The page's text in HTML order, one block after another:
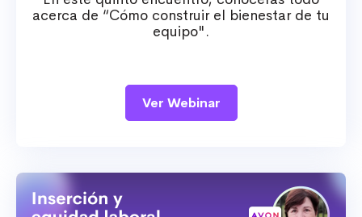
acerca de “Cómo construir el bienestar de tu
equipo".
Ver Webinar